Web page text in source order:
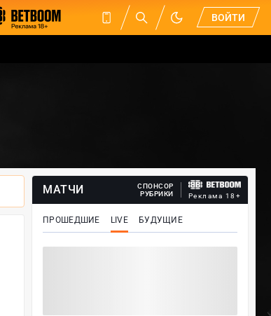
ВОЙТИ
МАТЧИ
СПОНСОР
РУБРИКИ
Реклама 18+
ПРОШЕДШИЕ LIVE БУДУЩИЕ